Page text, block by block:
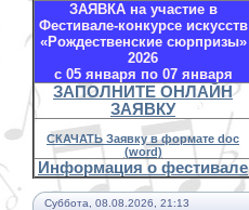
ЗАЯВКА на участие в
Фестивале-конкурсе искусств
«Рождественские сюрпризы»
2026
с 05 января по 07 января
ЗАПОЛНИТЕ ОНЛАЙН
ЗАЯВКУ
СКАЧАТЬ Заявку в формате doc
(word)
Информация о фестивале
Суббота, 08.08.2026, 21:13